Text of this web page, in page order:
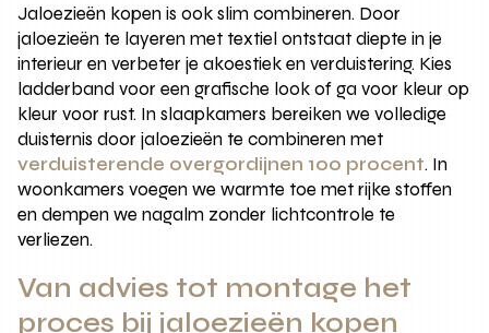
Jaloezieën kopen is ook slim combineren. Door
jaloezieën te layeren met textiel ontstaat diepte in je
interieur en verbeter je akoestiek en verduistering. Kies
ladderband voor een grafische look of ga voor kleur op
kleur voor rust. In slaapkamers bereiken we volledige
duisternis door jaloezieën te combineren met
verduisterende overgordijnen 100 procent. In
woonkamers voegen we warmte toe met rijke stoffen
en dempen we nagalm zonder lichtcontrole te
verliezen.
Van advies tot montage het
proces bij jaloezieën kopen